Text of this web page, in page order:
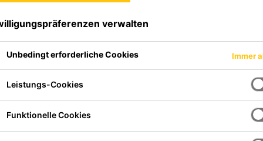
und bildet nach der
wärmedämmender
verwalten
Unbedingt erforderliche Cookies Immer
Leistungs-Cookies
Funktionelle Cookies